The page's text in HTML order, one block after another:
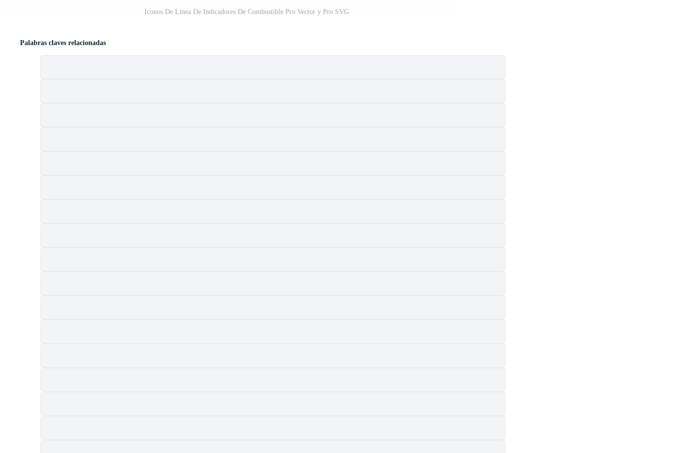
Iconos De Línea De Indicadores De Combustible Pro Vector y Pro SVG
Palabras claves relacionadas